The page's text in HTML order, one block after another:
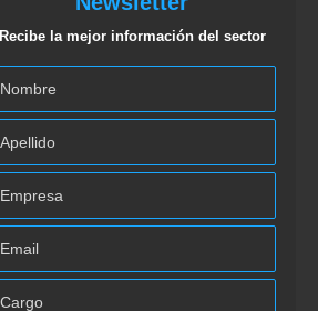
Recibe la mejor información del sector